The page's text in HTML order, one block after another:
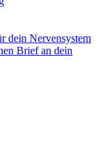
dein Nervensystem
Brief an dein